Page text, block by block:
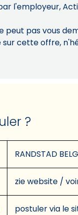
l'employeur,
pas vous
sur cette offre,
?
RANDSTAD
zie website /
postuler via le